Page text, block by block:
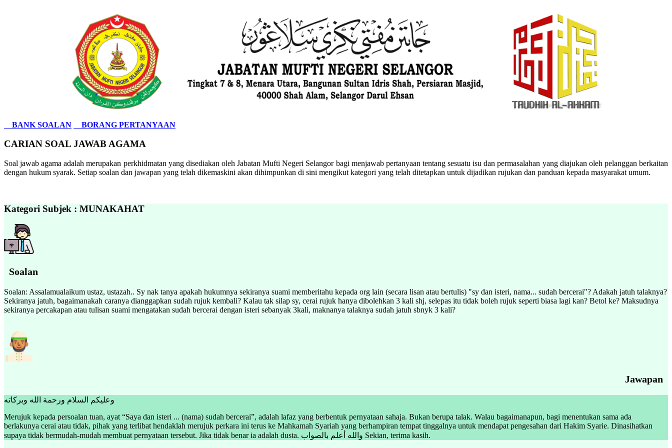
BANK SOALAN BORANG PERTANYAAN
CARIAN SOAL JAWAB AGAMA
Soal jawab agama adalah merupakan perkhidmatan yang disediakan oleh Jabatan Mufti Negeri Selangor bagi menjawab pertanyaan tentang sesuatu isu dan permasalahan yang diajukan oleh pelanggan berkaitan
dengan hukum syarak. Setiap soalan dan jawapan yang telah dikemaskini akan dihimpunkan di sini mengikut kategori yang telah ditetapkan untuk dijadikan rujukan dan panduan kepada masyarakat umum.
Kategori Subjek : MUNAKAHAT
Soalan
Soalan: Assalamualaikum ustaz, ustazah.. Sy nak tanya apakah hukumnya sekiranya suami memberitahu kepada org lain (secara lisan atau bertulis) "sy dan isteri, nama... sudah bercerai"? Adakah jatuh talaknya?
Sekiranya jatuh, bagaimanakah caranya dianggapkan sudah rujuk kembali? Kalau tak silap sy, cerai rujuk hanya dibolehkan 3 kali shj, selepas itu tidak boleh rujuk seperti biasa lagi kan? Betol ke? Maksudnya
sekiranya percakapan atau tulisan suami mengatakan sudah bercerai dengan isteri sebanyak 3kali, maknanya talaknya sudah jatuh sbnyk 3 kali?
Jawapan
وعليكم السلام ورحمة الله وبركاته
Merujuk kepada persoalan tuan, ayat “Saya dan isteri ... (nama) sudah bercerai”, adalah lafaz yang berbentuk pernyataan sahaja. Bukan berupa talak. Walau bagaimanapun, bagi menentukan sama ada
berlakunya cerai atau tidak, pihak yang terlibat hendaklah merujuk perkara ini terus ke Mahkamah Syariah yang berhampiran tempat tinggalnya untuk mendapat pengesahan dari Hakim Syarie. Dinasihatkan
supaya tidak bermudah-mudah membuat pernyataan tersebut. Jika tidak benar ia adalah dusta. والله أعلم بالصواب Sekian, terima kasih.